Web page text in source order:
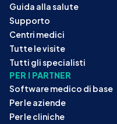
Guida alla salute
Supporto
Centri medici
Tutte le visite
Tutti gli specialisti
PER I PARTNER
Software medico di base
Per le aziende
Per le cliniche